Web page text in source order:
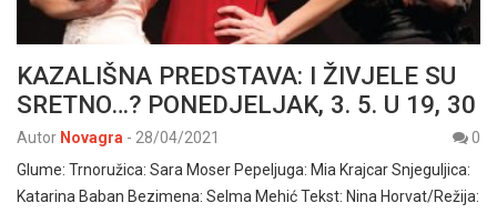
KAZALIŠNA PREDSTAVA: I ŽIVJELE SU
SRETNO…? PONEDJELJAK, 3. 5. U 19, 30
Autor Novagra - 28/04/2021
0
Glume: Trnoružica: Sara Moser Pepeljuga: Mia Krajcar Snjeguljica:
Katarina Baban Bezimena: Selma Mehić Tekst: Nina Horvat/Režija: